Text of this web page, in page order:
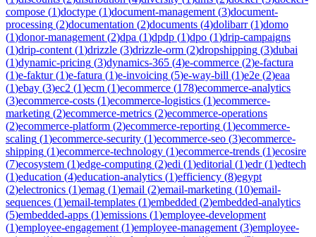
compose (1)doctype (1)document-management (3)document-
processing (2)documentation (2)documents (4)dolibarr(1)domo
(1)donor-management (2)dpa (1)dpdp (1)dpo (1)drip-campaigns
(1)drip-content (1)drizzle (3)drizzle-orm (2)dropshipping (3)dubai
(1)dynamic-pricing (3)dynamics-365 (4)e-commerce (2)e-factura
(1)e-faktur(1)e-fatura (1)e-invoicing (5)e-way-bill (1)e2e (2)eaa
(1)ebay (3)ec2 (1)ecm (1)ecommerce (178)ecommerce-analytics
(3)ecommerce-costs (1)ecommerce-logistics (1)ecommerce-
marketing (2)ecommerce-metrics (2)ecommerce-operations
(2)ecommerce-platform (2)ecommerce-reporting (1)ecommerce-
scaling (1)ecommerce-security (1)ecommerce-seo (3)ecommerce-
shipping (1)ecommerce-technology (1)ecommerce-trends (1)ecosire
(7)ecosystem (1)edge-computing (2)edi (1)editorial (1)edr(1)edtech
(1)education (4)education-analytics (1)efficiency (8)egypt
(2)electronics (1)emag (1)email (2)email-marketing (10)email-
sequences (1)email-templates (1)embedded (2)embedded-analytics
(5)embedded-apps (1)emissions (1)employee-development
(1)employee-engagement (1)employee-management (3)employee-